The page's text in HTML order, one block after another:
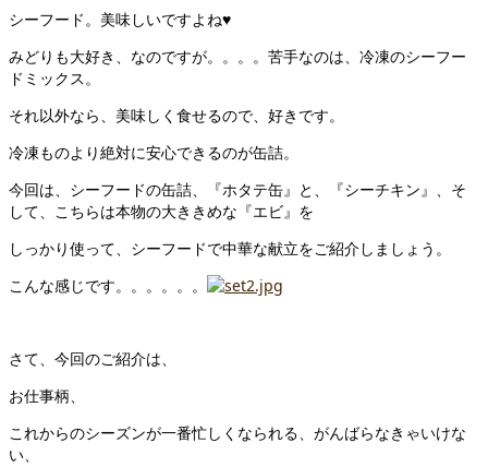
シーフード。美味しいですよね♥
みどりも大好き、なのですが。。。。苦手なのは、冷凍のシーフー
ドミックス。
それ以外なら、美味しく食せるので、好きです。
冷凍ものより絶対に安心できるのが缶詰。
今回は、シーフードの缶詰、『ホタテ缶』と、『シーチキン』、そ
して、こちらは本物の大ききめな『エビ』を
しっかり使って、シーフードで中華な献立をご紹介しましょう。
こんな感じです。。。。。。
さて、今回のご紹介は、
お仕事柄、
これからのシーズンが一番忙しくなられる、がんばらなきゃいけな
い、